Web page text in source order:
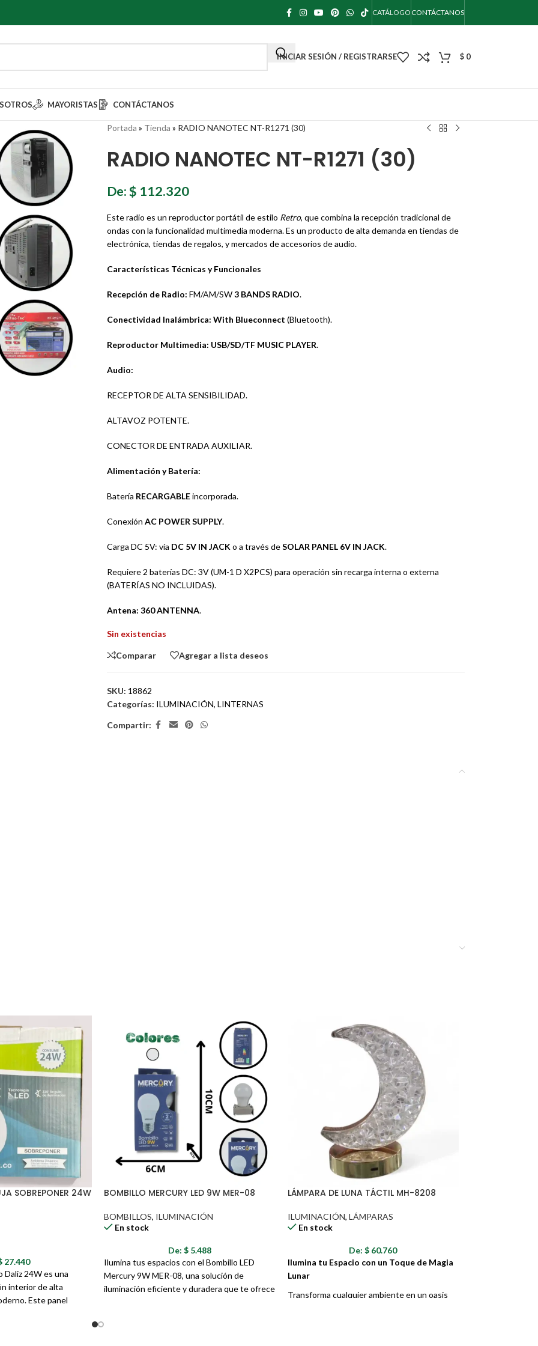
CATÁLOGO CONTÁCTANOS
INICIAR SESIÓN / REGISTRARSE $ 0
MAYORISTAS CONTÁCTANOS
Portada » Tienda » RADIO NANOTEC NT-R1271 (30)
RADIO NANOTEC NT-R1271 (30)
De:$ 112.320
Este radio es un reproductor portátil de estilo Retro, que combina la recepción tradicional de
ondas con la funcionalidad multimedia moderna. Es un producto de alta demanda en tiendas de
electrónica, tiendas de regalos, y mercados de accesorios de audio.
Características Técnicas y Funcionales
Recepción de Radio: FM/AM/SW3 BANDS RADIO.
Conectividad Inalámbrica: With Blueconnect (Bluetooth).
Reproductor Multimedia: USB/SD/TF MUSIC PLAYER.
Audio:
RECEPTOR DE ALTA SENSIBILIDAD.
ALTAVOZ POTENTE.
CONECTOR DE ENTRADA AUXILIAR.
Alimentación y Batería:
Batería RECARGABLEincorporada.
Conexión AC POWER SUPPLY.
Carga DC 5V: vía DC 5V IN JACK o a través deSOLAR PANEL 6V IN JACK.
Requiere 2 baterías DC: 3V (UM-1 D X2PCS) para operación sin recarga interna o externa
(BATERÍAS NO INCLUIDAS).
Antena: 360 ANTENNA.
Sin existencias
Comparar Agregar a lista deseos
SKU: 18862
Categorías: ILUMINACIÓN, LINTERNAS
Compartir:
también la funcionalidad moderna (Bluetooth, USB/SD). Atractivo para tiendas de electrónica, distribuidores de audio
SOBREPONER 24W
27.440
Daliz 24W es una
interior de alta
Este panel
BOMBILLO MERCURY LED 9W MER-08
BOMBILLOS, ILUMINACIÓN
En stock
De: $5.488
Ilumina tus espacios con el Bombillo LED
Mercury 9W MER-08, una solución de
iluminación eficiente y duradera que te ofrece
LÁMPARA DE LUNA TÁCTIL MH-8208
ILUMINACIÓN, LÁMPARAS
En stock
De:$ 60.760
Ilumina tu Espacio con un Toque de Magia
Lunar
Transforma cualquier ambiente en un oasis